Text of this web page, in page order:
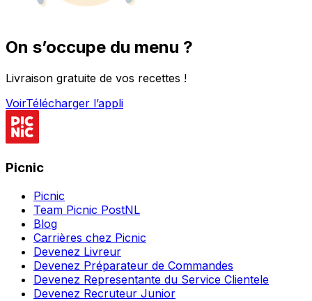
On s’occupe du menu ?
Livraison gratuite de vos recettes !
VoirTélécharger l’appli
Picnic
Picnic
Team Picnic PostNL
Blog
Carrières chez Picnic
Devenez Livreur
Devenez Préparateur de Commandes
Devenez Representante du Service Clientele
Devenez Recruteur Junior